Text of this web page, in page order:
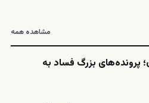
مشاهده همه
پرونده‌های بزرگ فساد به